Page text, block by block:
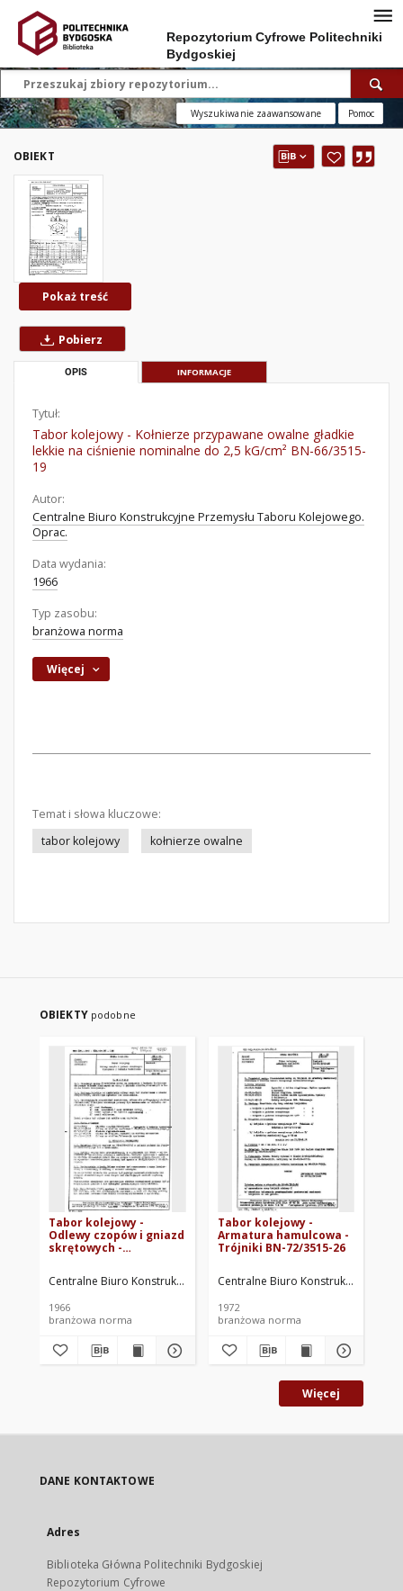
Repozytorium Cyfrowe Politechniki
Bydgoskiej
Wyszukiwanie zaawansowane Pomoc
OBIEKT
Pokaż treść
Pobierz
OPIS INFORMACJE
Tytuł:
Tabor kolejowy - Kołnierze przypawane owalne gładkie
lekkie na ciśnienie nominalne do 2,5 kG/cm² BN-66/3515-
19
Autor:
Centralne Biuro Konstrukcyjne Przemysłu Taboru Kolejowego.
Oprac.
Data wydania:
1966
Typ zasobu:
branżowa norma
Więcej
Temat i słowa kluczowe:
tabor kolejowy
kołnierze owalne
OBIEKTY podobne
Tabor kolejowy -
Odlewy czopów i gniazd
skrętowych -
techniczne BN-66/3508-
03
Centralne Biuro Konstrukcyjne Przemysłu Taboru Kolejowego. Oprac.
1966
branżowa norma
Tabor kolejowy -
Armatura hamulcowa -
Trójniki BN-72/3515-26
Centralne Biuro Konstrukcyjne
1972
branżowa norma
Więcej
DANE KONTAKTOWE
Adres
Biblioteka Główna Politechniki Bydgoskiej
Repozytorium Cyfrowe